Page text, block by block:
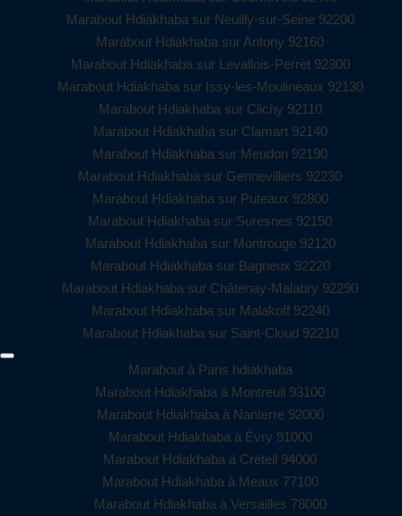
Marabout Hdiakhaba sur Neuilly-sur-Seine 92200
Marabout Hdiakhaba sur Antony 92160
Marabout Hdiakhaba sur Levallois-Perret 92300
Marabout Hdiakhaba sur Issy-les-Moulineaux 92130
Marabout Hdiakhaba sur Clichy 92110
Marabout Hdiakhaba sur Clamart 92140
Marabout Hdiakhaba sur Meudon 92190
Marabout Hdiakhaba sur Gennevilliers 92230
Marabout Hdiakhaba sur Puteaux 92800
Marabout Hdiakhaba sur Suresnes 92150
Marabout Hdiakhaba sur Montrouge 92120
Marabout Hdiakhaba sur Bagneux 92220
Marabout Hdiakhaba sur Châtenay-Malabry 92290
Marabout Hdiakhaba sur Malakoff 92240
Marabout Hdiakhaba sur Saint-Cloud 92210
Marabout à Paris hdiakhaba
Marabout Hdiakhaba à Montreuil 93100
Marabout Hdiakhaba à Nanterre 92000
Marabout Hdiakhaba à Évry 91000
Marabout Hdiakhaba à Créteil 94000
Marabout Hdiakhaba à Meaux 77100
Marabout Hdiakhaba à Versailles 78000